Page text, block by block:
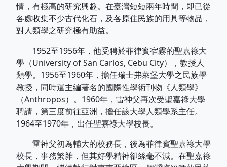
情，有極高的研究興趣。在臺灣短短兩年時間，即已從
各處收集不少古代化石，及各原住民族的用具等物品，
對人類學之研究極有助益。
1952至1956年，他受聘於菲律賓宿霧的聖嘉祿大
學（University of San Carlos, Cebu City），教授人
類學。1956至1960年，擔任瑞士弗萊堡大學之民族學
教授，同時還主編著名的國際性學術刊物《人類學》
（Anthropos）。1960年，雷神父再次受聖嘉祿大學
聘請，第三度前往亞洲，擔任該大學人類學系主任。
1964至1970年，出任聖嘉祿大學校長。
雷神父初為輔大的校務長，後為菲律賓聖嘉祿大學
校長，事務繁雜，但其好學精神卻絲毫不減。在聖嘉祿